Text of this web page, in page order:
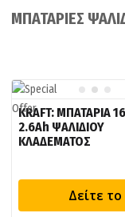
ΜΠΑΤΑΡΙΕΣ
KRAFT: ΜΠΑΤΑΡΙΑ
2.6Ah ΨΑΛΙΔΙΟΥ
ΚΛΑΔΕΜΑΤΟΣ
Δείτε το